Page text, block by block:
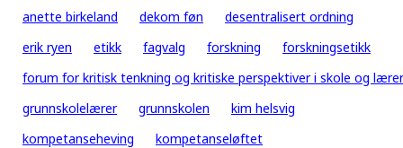
anette birkeland
dekom føn
desentralisert ordning
erik ryen
etikk fagvalg forskning
forskningsetikk
forum for kritisk tenkning og kritiske perspektiver i skole og
grunnskolelærer
grunnskolen
kim helsvig
kompetanseheving
kompetanseløftet